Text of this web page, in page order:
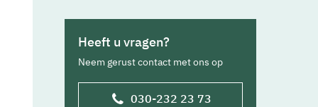
Heeft u vragen?
Neem gerust contact met ons op
030-232 23 73